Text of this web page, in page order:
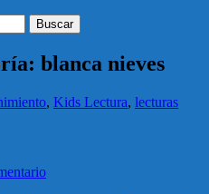
blanca nieves
, Kids Lectura, lecturas